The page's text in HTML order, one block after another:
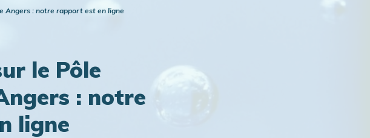
Angers : notre rapport est en ligne
le Pôle
: notre
ligne